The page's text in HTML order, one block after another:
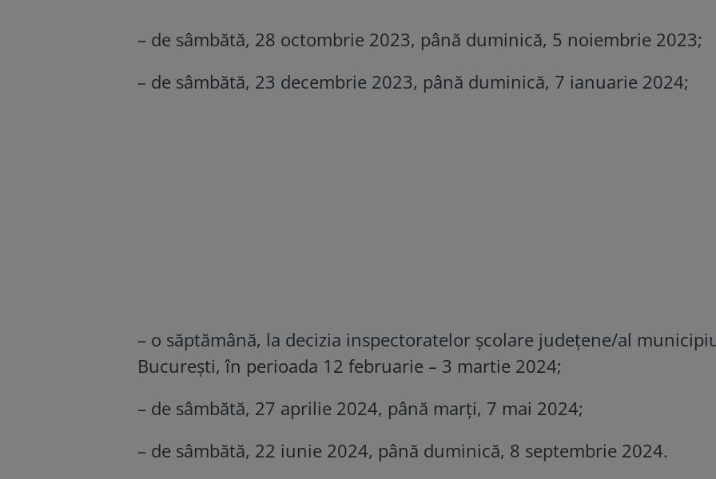
– de sâmbătă, 28 octombrie 2023, până duminică, 5 noiembrie 2023;
– de sâmbătă, 23 decembrie 2023, până duminică, 7 ianuarie 2024;
– o săptămână, la decizia inspectoratelor școlare județene/al
București, în perioada 12 februarie – 3 martie 2024;
– de sâmbătă, 27 aprilie 2024, până marţi, 7 mai 2024;
– de sâmbătă, 22 iunie 2024, până duminică, 8 septembrie 2024.